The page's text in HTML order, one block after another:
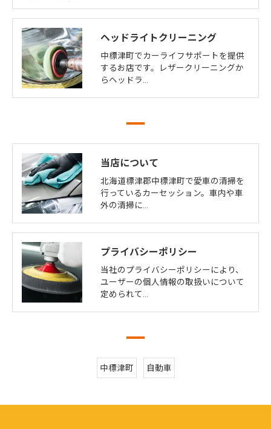
ヘッドライトクリーニング
中標津町でカーライフサポートを提供
するお店です。レザークリーニングか
らヘッドラ…
当店について
北海道標津郡中標津町で愛車の清掃を
行っているカーセッション。車内や車
外の清掃に…
プライバシーポリシー
当社のプライバシーポリシーにより、
ユーザーの個人情報の取扱いについて
定められて…
中標津町 自動車